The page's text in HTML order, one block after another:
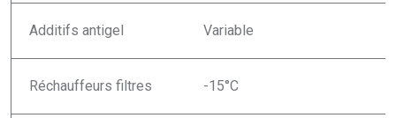
Additifs antigel Variable
Réchauffeurs filtres -15°C